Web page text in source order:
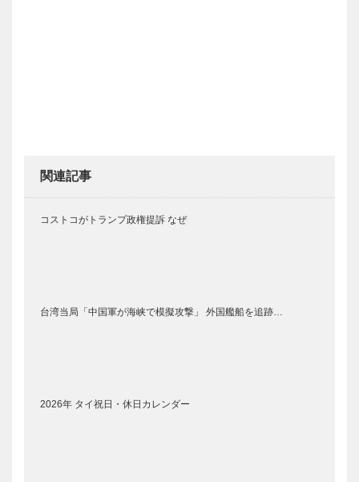
関連記事
コストコがトランプ政権提訴 なぜ
台湾当局「中国軍が海峡で模擬攻撃」 外国艦船を追跡…
2026年 タイ祝日・休日カレンダー